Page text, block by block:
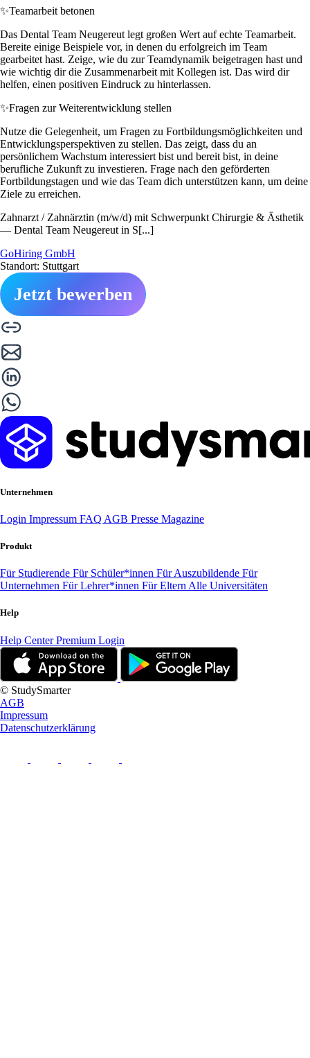
✨Teamarbeit betonen
Das Dental Team Neugereut legt großen Wert auf echte Teamarbeit.
Bereite einige Beispiele vor, in denen du erfolgreich im Team
gearbeitet hast. Zeige, wie du zur Teamdynamik beigetragen hast und
wie wichtig dir die Zusammenarbeit mit Kollegen ist. Das wird dir
helfen, einen positiven Eindruck zu hinterlassen.
✨Fragen zur Weiterentwicklung stellen
Nutze die Gelegenheit, um Fragen zu Fortbildungsmöglichkeiten und
Entwicklungsperspektiven zu stellen. Das zeigt, dass du an
persönlichem Wachstum interessiert bist und bereit bist, in deine
berufliche Zukunft zu investieren. Frage nach den geförderten
Fortbildungstagen und wie das Team dich unterstützen kann, um deine
Ziele zu erreichen.
Zahnarzt / Zahnärztin (m/w/d) mit Schwerpunkt Chirurgie & Ästhetik
— Dental Team Neugereut in S[...]
GoHiring GmbH
Standort: Stuttgart
Jetzt bewerben
Unternehmen
Login Impressum FAQ AGB Presse Magazine
Produkt
Für Studierende Für Schüler*innen Für Auszubildende Für
Unternehmen Für Lehrer*innen Für Eltern Alle Universitäten
Help
Help CenterPremium Login
© StudySmarter
AGB
Impressum
Datenschutzerklärung